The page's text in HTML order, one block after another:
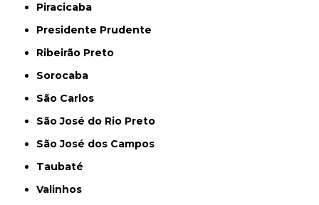
Piracicaba
Presidente Prudente
Ribeirão Preto
Sorocaba
São Carlos
São José do Rio Preto
São José dos Campos
Taubaté
Valinhos